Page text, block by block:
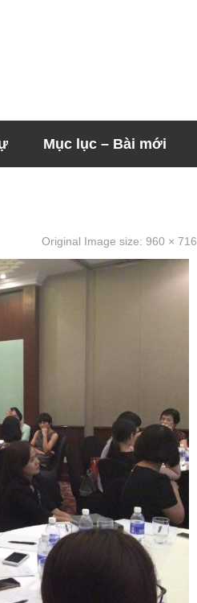
Mục lục – Bài mới
Original Image size: 960 × 716